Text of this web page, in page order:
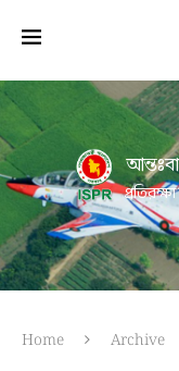
Home Archive